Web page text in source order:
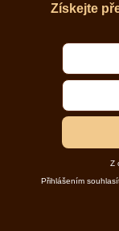
Získejte
Z
Přihlášením